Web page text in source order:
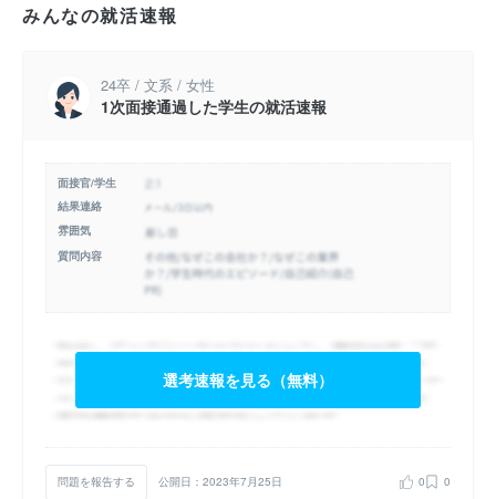
みんなの就活速報
24卒 / 文系 / 女性
1次面接通過した学生の就活速報
面接官/学生
結果連絡
雰囲気
質問内容
選考速報を見る（無料）
問題を報告する 公開日：2023年7月25日 0 0